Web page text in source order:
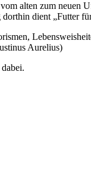
alten zum neuen
dient „Futter
Aurelius)